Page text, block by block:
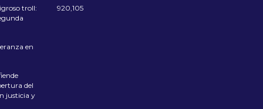
troll:
en
del
justicia y
920,105